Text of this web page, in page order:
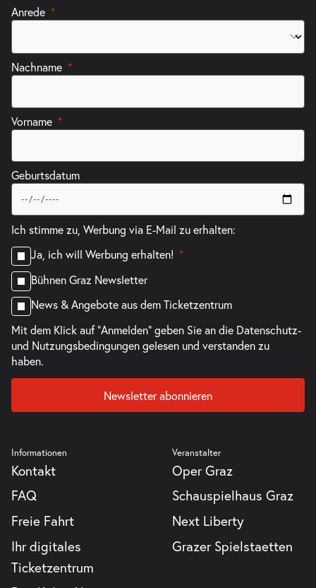
La Bohème-
Mi.
19:30–21:45 Uhr
Anrede
Nachname
Vorname
Geburtsdatum
Ich stimme zu, Werbung via E-Mail zu erhalten:
Ja, ich will Werbung erhalten!
Bühnen Graz Newsletter
News & Angebote aus dem Ticketzentrum
Mit dem Klick auf "Anmelden" geben Sie an die Datenschutz-
und Nutzungsbedingungengelesen und verstanden zu
haben.
Newsletter abonnieren
Informationen
Kontakt
FAQ
Freie Fahrt
Ihr digitales
Ticketzentrum
Veranstalter
Oper Graz
Schauspielhaus Graz
Next Liberty
Grazer Spielstaetten